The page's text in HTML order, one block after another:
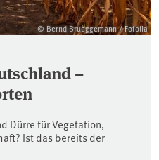
© Bernd Brueggemann / Fotolia
–
Dürre für Vegetation,
Ist das bereits der